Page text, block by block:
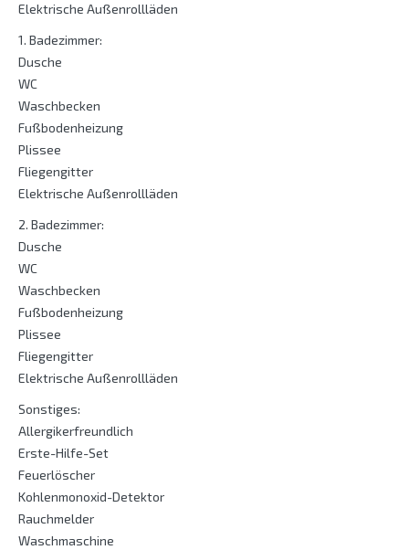
Elektrische Außenrollläden
1. Badezimmer:
Dusche
WC
Waschbecken
Fußbodenheizung
Plissee
Fliegengitter
Elektrische Außenrollläden
2. Badezimmer:
Dusche
WC
Waschbecken
Fußbodenheizung
Plissee
Fliegengitter
Elektrische Außenrollläden
Sonstiges:
Allergikerfreundlich
Erste-Hilfe-Set
Feuerlöscher
Kohlenmonoxid-Detektor
Rauchmelder
Waschmaschine